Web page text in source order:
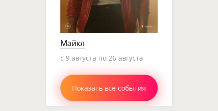
Майкл
c 9 августа по 26 августа
Показать все события